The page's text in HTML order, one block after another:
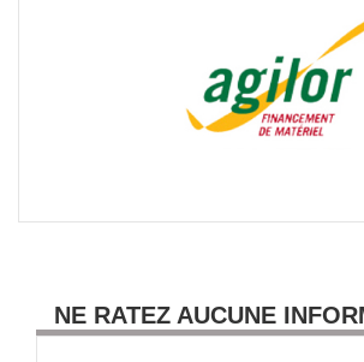
NE RATEZ AUCUNE